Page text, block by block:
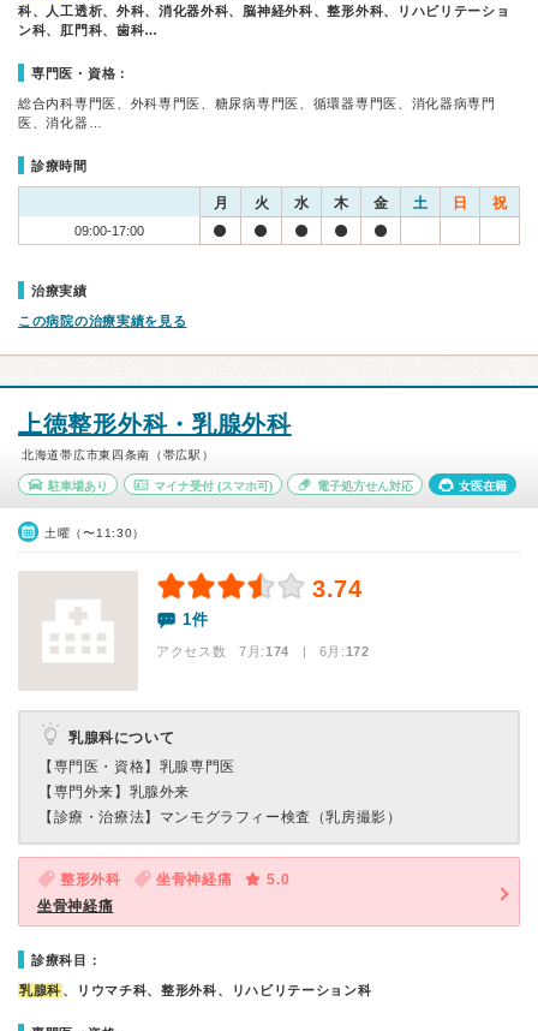
科、人工透析、外科、消化器外科、脳神経外科、整形外科、リハビリテーショ
ン科、肛門科、歯科…
専門医・資格：
総合内科専門医、外科専門医、糖尿病専門医、循環器専門医、消化器病専門
医、消化器…
診療時間
月 火 水 木 金 土 日 祝
09:00-17:00
治療実績
この病院の治療実績を見る
上徳整形外科・乳腺外科
北海道帯広市東四条南（帯広駅）
駐車場あり マイナ受付(スマホ可) 電子処方せん対応 女医在籍
土曜（〜11:30）
3.74
1件
アクセス数 7月:174 | 6月:172
乳腺科について
【専門医・資格】 乳腺専門医
【専門外来】 乳腺外来
【診療・治療法】 マンモグラフィー検査（乳房撮影）
整形外科 坐骨神経痛
5.0
坐骨神経痛
診療科目：
乳腺科 、リウマチ科、整形外科、リハビリテーション科